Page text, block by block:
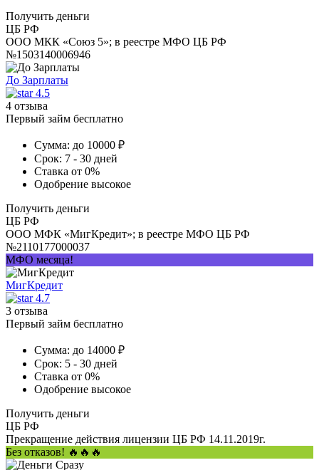
Получить деньги
ЦБ РФ
ООО МКК «Союз 5»; в реестре МФО ЦБ РФ
№1503140006946
До Зарплаты
4.5
4 отзыва
Первый займ бесплатно
Сумма: до 10000 ₽
Срок: 7 - 30 дней
Ставка от 0%
Одобрение высокое
Получить деньги
ЦБ РФ
ООО МФК «МигКредит»; в реестре МФО ЦБ РФ
№2110177000037
МФО месяца!
МигКредит
4.7
3 отзыва
Первый займ бесплатно
Сумма: до 14000 ₽
Срок: 5 - 30 дней
Ставка от 0%
Одобрение высокое
Получить деньги
ЦБ РФ
Прекращение действия лицензии ЦБ РФ 14.11.2019г.
Без отказов! 🔥🔥🔥